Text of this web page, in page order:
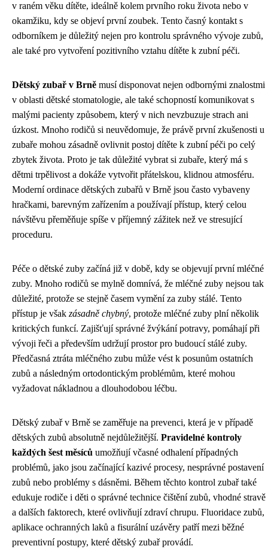
v raném věku dítěte, ideálně kolem prvního roku života nebo v
okamžiku, kdy se objeví první zoubek. Tento časný kontakt s
odborníkem je důležitý nejen pro kontrolu správného vývoje zubů,
ale také pro vytvoření pozitivního vztahu dítěte k zubní péči.
Dětský zubař v Brně musí disponovat nejen odbornými znalostmi
v oblasti dětské stomatologie, ale také schopností komunikovat s
malými pacienty způsobem, který v nich nevzbuzuje strach ani
úzkost. Mnoho rodičů si neuvědomuje, že právě první zkušenosti u
zubaře mohou zásadně ovlivnit postoj dítěte k zubní péči po celý
zbytek života. Proto je tak důležité vybrat si zubaře, který má s
dětmi trpělivost a dokáže vytvořit přátelskou, klidnou atmosféru.
Moderní ordinace dětských zubařů v Brně jsou často vybaveny
hračkami, barevným zařízením a používají přístup, který celou
návštěvu přeměňuje spíše v příjemný zážitek než ve stresující
proceduru.
Péče o dětské zuby začíná již v době, kdy se objevují první mléčné
zuby. Mnoho rodičů se mylně domnívá, že mléčné zuby nejsou tak
důležité, protože se stejně časem vymění za zuby stálé. Tento
přístup je však zásadně chybný, protože mléčné zuby plní několik
kritických funkcí. Zajišťují správné žvýkání potravy, pomáhají při
vývoji řeči a především udržují prostor pro budoucí stálé zuby.
Předčasná ztráta mléčného zubu může vést k posunům ostatních
zubů a následným ortodontickým problémům, které mohou
vyžadovat nákladnou a dlouhodobou léčbu.
Dětský zubař v Brně se zaměřuje na prevenci, která je v případě
dětských zubů absolutně nejdůležitější. Pravidelné kontroly
každých šest měsíců umožňují včasné odhalení případných
problémů, jako jsou začínající kazivé procesy, nesprávné postavení
zubů nebo problémy s dásněmi. Během těchto kontrol zubař také
edukuje rodiče i děti o správné technice čištění zubů, vhodné stravě
a dalších faktorech, které ovlivňují zdraví chrupu. Fluoridace zubů,
aplikace ochranných laků a fisurální uzávěry patří mezi běžné
preventivní postupy, které dětský zubař provádí.